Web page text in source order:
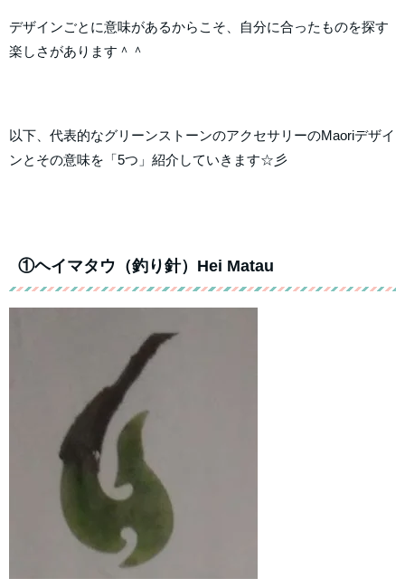
デザインごとに意味があるからこそ、自分に合ったものを探す
楽しさがあります＾＾
以下、代表的なグリーンストーンのアクセサリーのMaoriデザイ
ンとその意味を「5つ」紹介していきます☆彡
①ヘイマタウ（釣り針）Hei Matau